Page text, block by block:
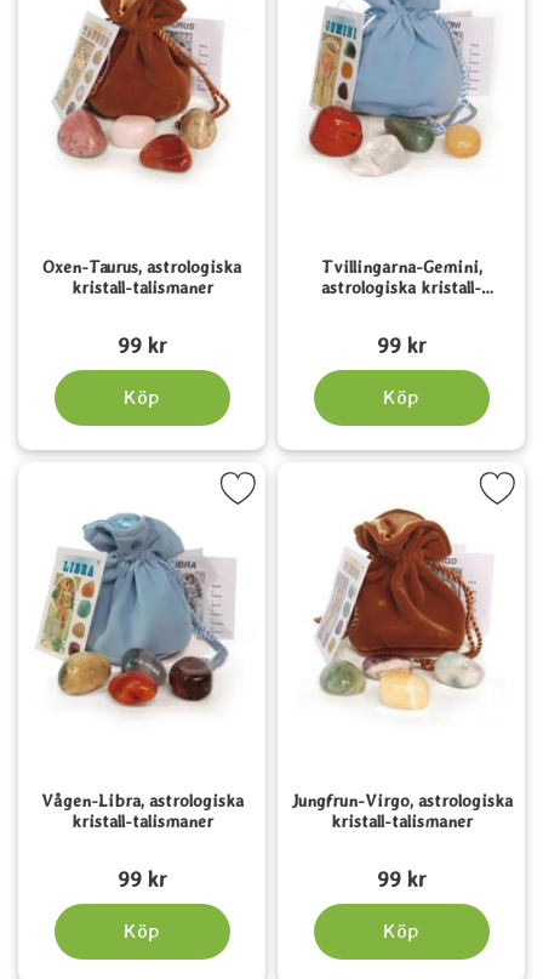
Oxen-Taurus, astrologiska
kristall-talismaner
99 kr
Köp
Tvillingarna-Gemini,
astrologiska kristall-
99 kr
Köp
Vågen-Libra, astrologiska
kristall-talismaner
99 kr
Köp
vågen-Libra, astrologiska kristall-talismaner som favorit
Jungfrun-Virgo, astrologiska
kristall-talismaner
99 kr
Köp
Markera jungfrun-Virgo, astrologiska